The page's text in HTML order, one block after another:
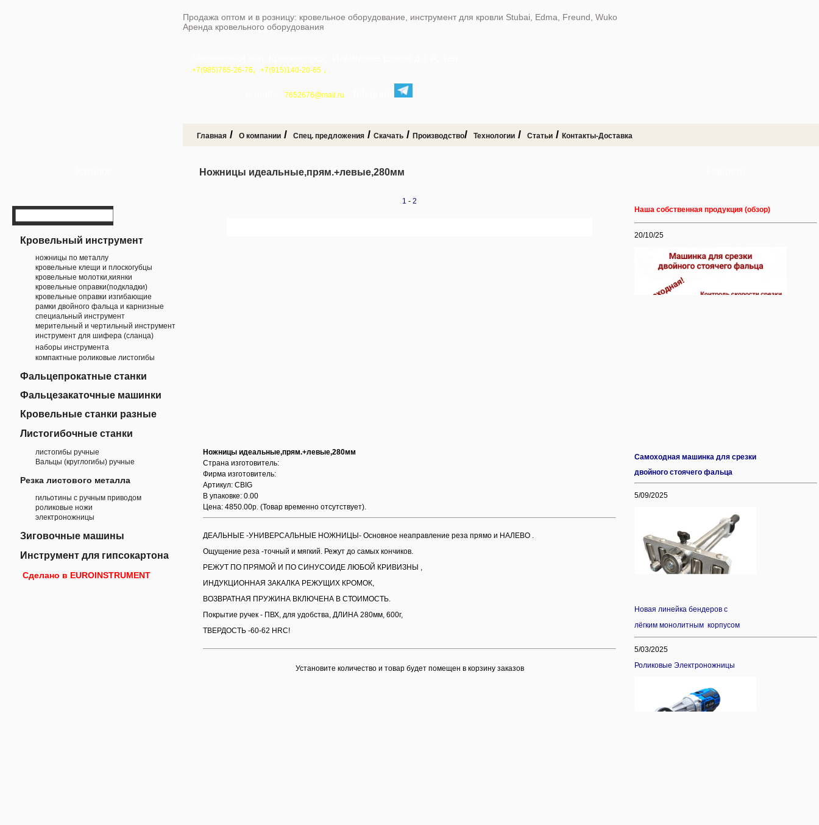
Продажа оптом и в розницу: кровельное оборудование, инструмент для кровли Stubai, Edma, Freund, Wuko
Аренда кровельного оборудования
+7(985)765-26-76, +7(915)140-20-65 ,
7652676@mail.ru
Главная / О компании / Спец. предложения / Скачать / Производство/ Технологии / Статьи / Контакты-Доставка
Кровельный инструмент
ножницы по металлу
кровельные клещи и плоскогубцы
кровельные молотки,киянки
кровельные оправки(подкладки)
кровельные оправки изгибающие
рамки двойного фальца и карнизные
специальный инструмент
мерительный и чертильный инструмент
инструмент для шифера (сланца)
наборы инструмента
компактные роликовые листогибы
Фальцепрокатные станки
Фальцезакаточные машинки
Кровельные станки разные
Листогибочные станки
листогибы ручные
Вальцы (круглогибы) ручные
Резка листового металла
гильотины с ручным приводом
роликовые ножи
электроножницы
Зиговочные машины
Инструмент для гипсокартона
Сделано в EUROINSTRUMENT
Ножницы идеальные,прям.+левые,280мм
1 - 2
Ножницы идеальные,прям.+левые,280мм
Страна изготовитель:
Фирма изготовитель:
Артикул: CBIG
В упаковке: 0.00
Цена: 4850.00р. (Товар временно отсутствует).
ДЕАЛЬНЫЕ -УНИВЕРСАЛЬНЫЕ НОЖНИЦЫ- Основное неаправление реза прямо и НАЛЕВО .
Ощущение реза -точный и мягкий. Режут до самых кончиков.
РЕЖУТ ПО ПРЯМОЙ И ПО СИНУСОИДЕ ЛЮБОЙ КРИВИЗНЫ ,
ИНДУКЦИОННАЯ ЗАКАЛКА РЕЖУЩИХ КРОМОК,
ВОЗВРАТНАЯ ПРУЖИНА ВКЛЮЧЕНА В СТОИМОСТЬ.
Покрытие ручек - ПВХ, для удобства, ДЛИНА 280мм, 600г,
ТВЕРДОСТЬ -60-62 HRC!
Установите количество и товар будет помещен в корзину заказов
Наша собственная продукция (обзор)
20/10/25
Самоходная машинка для срезки
двойного стоячего фальца
5/09/2025
Новая линейка бендеров с
лёгким монолитным корпусом
5/03/2025
Роликовые Электроножницы